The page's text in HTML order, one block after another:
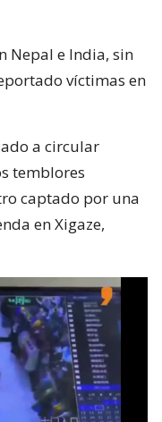
Nepal e India, sin
víctimas en
a circular
temblores
captado por una
en Xigaze,